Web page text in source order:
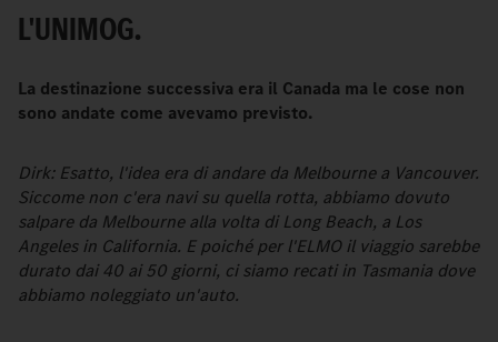
L'UNIMOG.
La destinazione successiva era il Canada ma le cose non
sono andate come avevamo previsto.
Dirk: Esatto, l'idea era di andare da Melbourne a Vancouver.
Siccome non c'era navi su quella rotta, abbiamo dovuto
salpare da Melbourne alla volta di Long Beach, a Los
Angeles in California. E poiché per l'ELMO il viaggio sarebbe
durato dai 40 ai 50 giorni, ci siamo recati in Tasmania dove
abbiamo noleggiato un'auto.